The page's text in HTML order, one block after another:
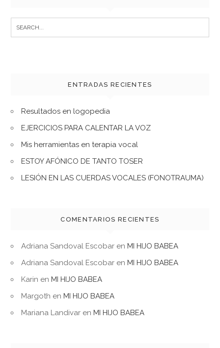
for:
ENTRADAS RECIENTES
Resultados en logopedia
EJERCICIOS PARA CALENTAR LA VOZ
Mis herramientas en terapia vocal
ESTOY AFÓNICO DE TANTO TOSER
LESIÓN EN LAS CUERDAS VOCALES (FONOTRAUMA)
COMENTARIOS RECIENTES
Adriana Sandoval Escobar en MI HIJO BABEA
Adriana Sandoval Escobar en MI HIJO BABEA
Karin en MI HIJO BABEA
Margoth en MI HIJO BABEA
Mariana Landivar en MI HIJO BABEA